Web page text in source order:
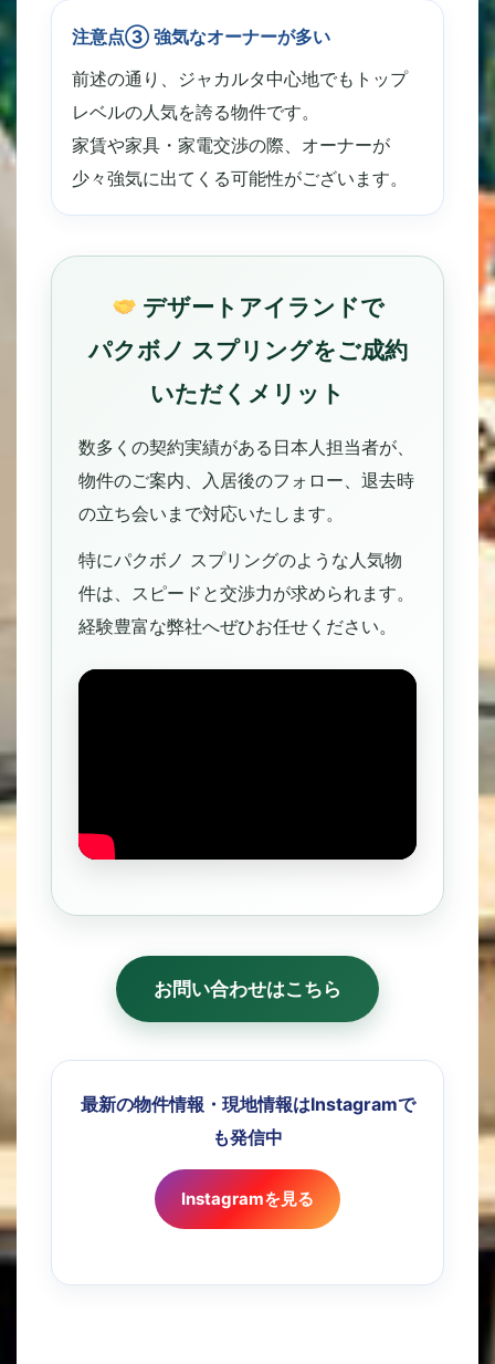
注意点③ 強気なオーナーが多い
前述の通り、ジャカルタ中心地でもトップ
レベルの人気を誇る物件です。
家賃や家具・家電交渉の際、オーナーが
少々強気に出てくる可能性がございます。
デザートアイランドで
パクボノ スプリングをご成約
いただくメリット
数多くの契約実績がある日本人担当者が、
物件のご案内、入居後のフォロー、退去時
の立ち会いまで対応いたします。
特にパクボノ スプリングのような人気物
件は、スピードと交渉力が求められます。
経験豊富な弊社へぜひお任せください。
お問い合わせはこちら
最新の物件情報・現地情報はInstagramで
も発信中
Instagramを見る